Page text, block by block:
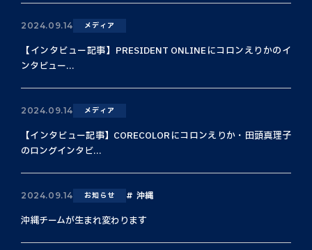
2024.09.14 メディア
【インタビュー記事】PRESIDENT ONLINEにコロンえりかのイ
ンタビュー...
2024.09.14 メディア
【インタビュー記事】CORECOLORにコロンえりか・田頭真理子
のロングインタビ...
2024.09.14 お知らせ 沖縄
沖縄チームが生まれ変わります